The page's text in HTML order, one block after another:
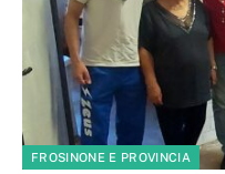
FROSINONE E PROVINCIA